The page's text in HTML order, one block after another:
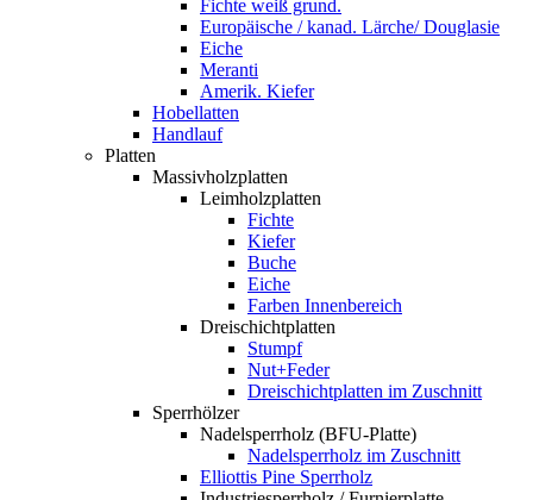
Fichte weiß grund.
Europäische / kanad. Lärche/ Douglasie
Eiche
Meranti
Amerik. Kiefer
Hobellatten
Handlauf
Platten
Massivholzplatten
Leimholzplatten
Fichte
Kiefer
Buche
Eiche
Farben Innenbereich
Dreischichtplatten
Stumpf
Nut+Feder
Dreischichtplatten im Zuschnitt
Sperrhölzer
Nadelsperrholz (BFU-Platte)
Nadelsperrholz im Zuschnitt
Elliottis Pine Sperrholz